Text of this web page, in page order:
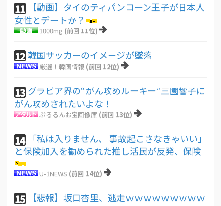
11
【動画】タイのティパンコーン王子が日本人
女性とデートか？
1000mg (前回 11位)
12韓国サッカーのイメージが墜落
厳選！韓国情報 (前回 12位)
13 グラビア界の“がん攻めルーキー”三園響子に
がん攻めされたいよな！
ぷるるんお宝画像庫 (前回 13位)
14
「私は入りません、 事故起こさなきゃいい」
と保険加入を勧められた推し活民が反発、保険
U-1NEWS (前回 14位)
15
【悲報】坂口杏里、逃走ｗｗｗｗｗｗｗｗｗ